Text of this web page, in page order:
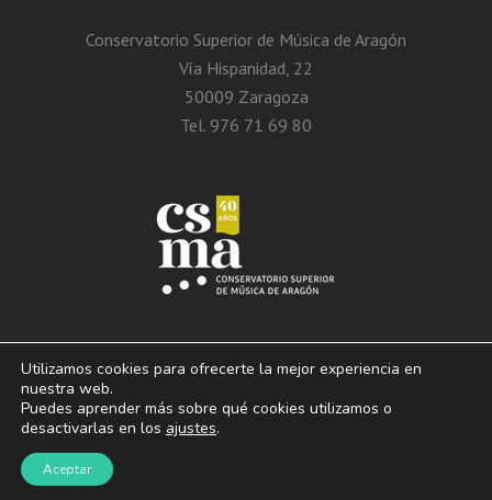
Conservatorio Superior de Música de Aragón
Vía Hispanidad, 22
50009 Zaragoza
Tel. 976 71 69 80
© 2013 – 2026. Conservatorio Superior de Música de Aragón. Vía Hispanidad, n.º
Utilizamos cookies para ofrecerte la mejor experiencia en
nuestra web.
Puedes aprender más sobre qué cookies utilizamos o
desactivarlas en los ajustes.
Aceptar